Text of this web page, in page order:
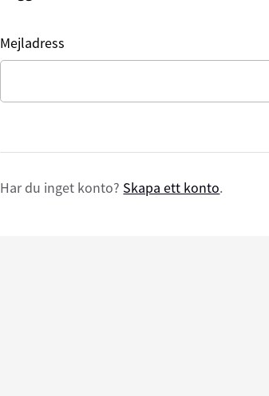
Mejladress
Har du inget konto? Skapa ett konto.